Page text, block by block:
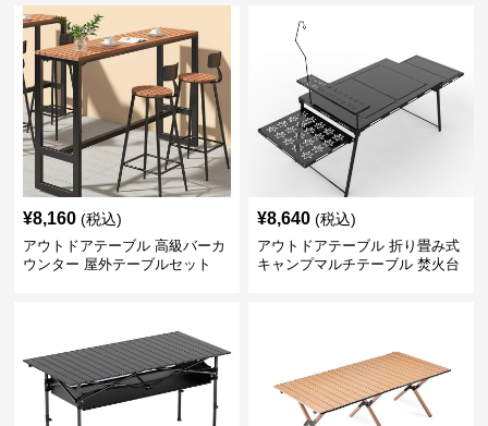
¥8,160 (税込)
アウトドアテーブル 高級バーカ
ウンター 屋外テーブルセット
¥8,640 (税込)
アウトドアテーブル 折り畳み式
キャンプマルチテーブル 焚火台